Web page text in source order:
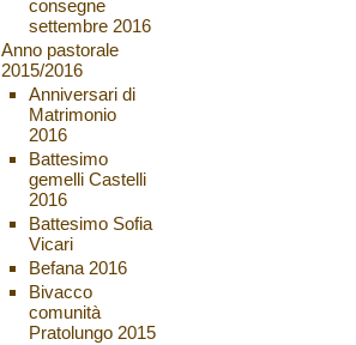
consegne
settembre 2016
Anno pastorale
2015/2016
Anniversari di
Matrimonio
2016
Battesimo
gemelli Castelli
2016
Battesimo Sofia
Vicari
Befana 2016
Bivacco
comunità
Pratolungo 2015